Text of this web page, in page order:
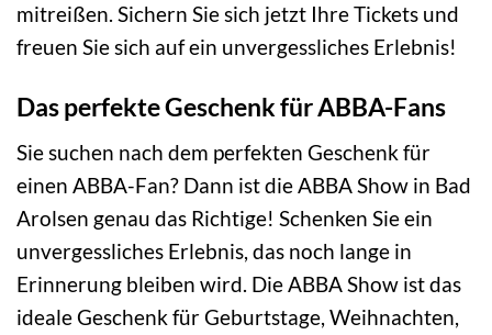
mitreißen. Sichern Sie sich jetzt Ihre Tickets und
freuen Sie sich auf ein unvergessliches Erlebnis!
Das perfekte Geschenk für ABBA-Fans
Sie suchen nach dem perfekten Geschenk für
einen ABBA-Fan? Dann ist die ABBA Show in Bad
Arolsen genau das Richtige! Schenken Sie ein
unvergessliches Erlebnis, das noch lange in
Erinnerung bleiben wird. Die ABBA Show ist das
ideale Geschenk für Geburtstage, Weihnachten,